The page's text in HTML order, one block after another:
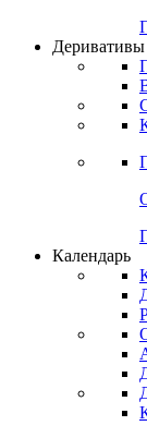
Деривативы
Календарь